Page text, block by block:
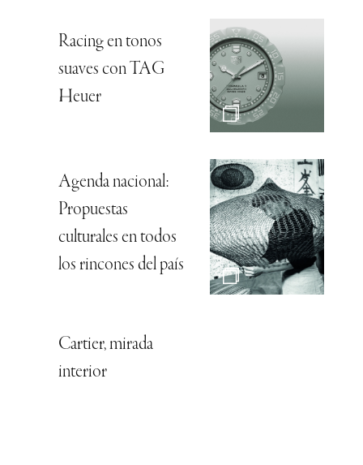
Racing en tonos
suaves con TAG
Heuer
Agenda nacional:
Propuestas
culturales en todos
los rincones del país
Cartier, mirada
interior